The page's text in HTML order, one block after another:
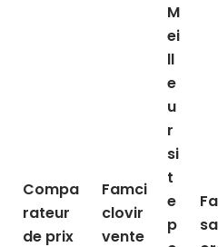
Compa
rateur
de prix
Famci
clovir
vente
M
ei
ll
e
u
r
si
t
e
p